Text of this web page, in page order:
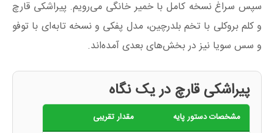
سپس سراغ نسخه کامل با خمیر خانگی می‌رویم. پیراشکی قارچ
و کلم بروکلی با تخم بلدرچین، مدل پفکی و نسخه تابه‌ای با توفو
و سس سویا نیز در بخش‌های بعدی آمده‌اند.
پیراشکی قارچ در یک نگاه
مشخصات دستور پایه مقدار تقریبی